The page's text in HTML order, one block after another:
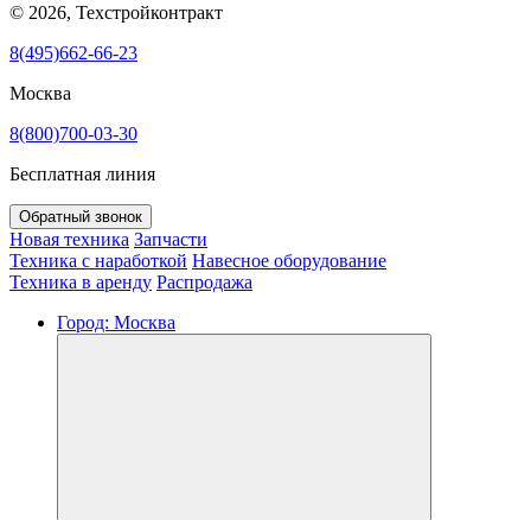
© 2026, Техстройконтракт
8(495)662-66-23
Москва
8(800)700-03-30
Бесплатная линия
Обратный звонок
Новая техника Запчасти
Техника с наработкой Навесное оборудование
Техника в аренду Распродажа
Город: Москва